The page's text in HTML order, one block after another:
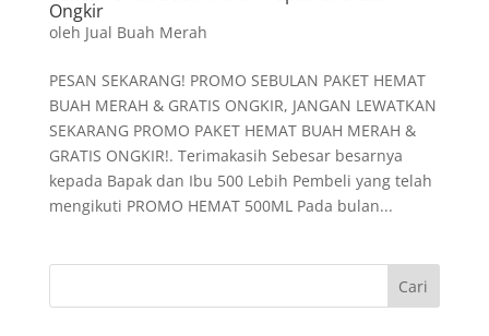
Ongkir
oleh Jual Buah Merah
PESAN SEKARANG! PROMO SEBULAN PAKET HEMAT
BUAH MERAH & GRATIS ONGKIR, JANGAN LEWATKAN
SEKARANG PROMO PAKET HEMAT BUAH MERAH &
GRATIS ONGKIR!. Terimakasih Sebesar besarnya
kepada Bapak dan Ibu 500 Lebih Pembeli yang telah
mengikuti PROMO HEMAT 500ML Pada bulan...